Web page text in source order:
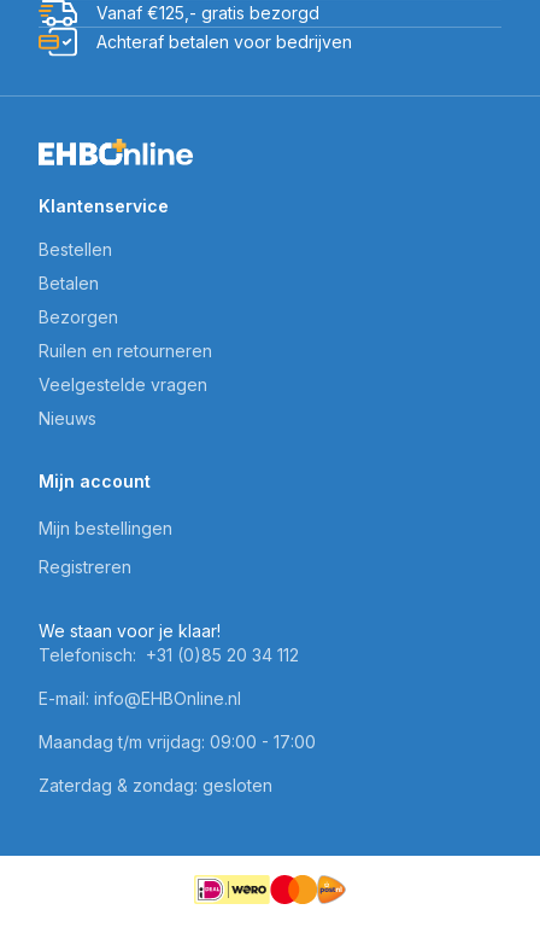
Vanaf €125,- gratis bezorgd
Achteraf betalen voor bedrijven
Klantenservice
Bestellen
Betalen
Bezorgen
Ruilen en retourneren
Veelgestelde vragen
Nieuws
Mijn account
Mijn bestellingen
Registreren
We staan voor je klaar!
Telefonisch: +31 (0)85 20 34 112
E-mail: info@EHBOnline.nl
Maandag t/m vrijdag: 09:00 - 17:00
Zaterdag & zondag: gesloten